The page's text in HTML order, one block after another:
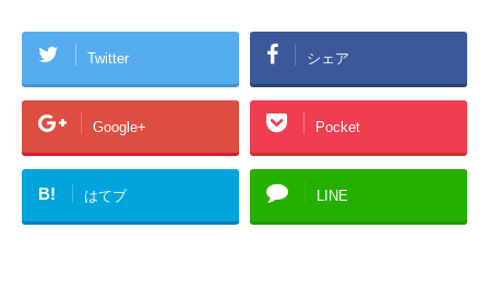
Twitter シェア
Google+ Pocket
B! はてブ LINE